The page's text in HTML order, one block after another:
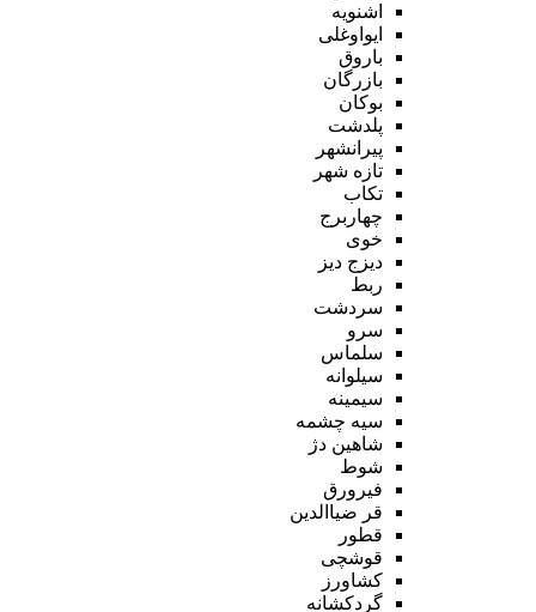
اشنویه
ایواوغلی
باروق
بازرگان
بوکان
پلدشت
پیرانشهر
تازه شهر
تکاب
چهاربرج
خوی
دیزج دیز
ربط
سردشت
سرو
سلماس
سیلوانه
سیمینه
سیه چشمه
شاهین دژ
شوط
فیرورق
قر ضیاالدین
قطور
قوشچی
کشاورز
گردکشانه